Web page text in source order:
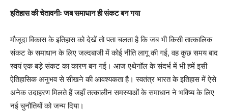
इतिहास की चेतावनीः जब समाधान ही संकट बन गया
मौजूदा विकास के इतिहास को देखें तो पता चलता है कि जब भी किसी तात्कालिक
संकट के समाधान के लिए जल्दबाजी में कोई नीति लागू की गई, वह कुछ समय बाद
स्वयं एक बड़े संकट का कारण बन गई। आज एथेनॉल के संदर्भ में भी हमें इसी
ऐतिहासिक अनुभव से सीखने की आवश्यकता है। स्वतंत्र भारत के इतिहास में ऐसे
अनेक उदाहरण मिलते हैं जहाँ तत्कालीन समस्याओं के समाधान ने भविष्य के लिए
नई चुनौतियों को जन्म दिया।